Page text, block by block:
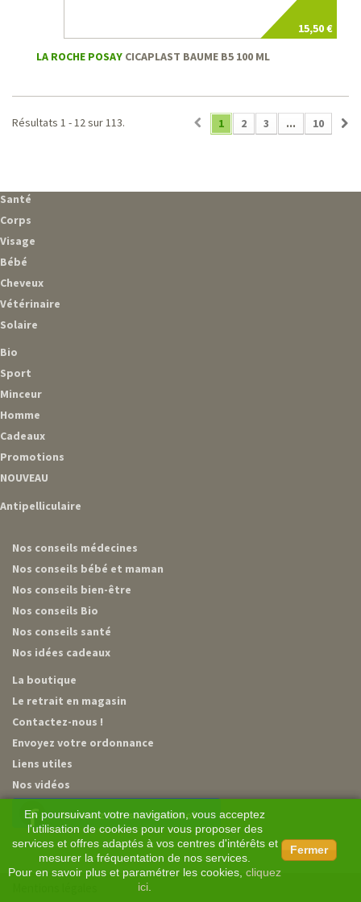
15,50 €
LA ROCHE POSAY CICAPLAST BAUME B5 100 ML
1 2 3 ... 10
Résultats 1 - 12 sur 113.
Santé
Corps
Visage
Bébé
Cheveux
Vétérinaire
Solaire
Bio
Sport
Minceur
Homme
Cadeaux
Promotions
NOUVEAU
Antipelliculaire
Nos conseils médecines
Nos conseils bébé et maman
Nos conseils bien-être
Nos conseils Bio
Nos conseils santé
Nos idées cadeaux
La boutique
Le retrait en magasin
Contactez-nous !
Envoyez votre ordonnance
Liens utiles
Nos vidéos
Devenez Fan sur facebook
En poursuivant votre navigation, vous acceptez
l'utilisation de cookies pour vous proposer des
services et offres adaptés à vos centres d'intérêts et
mesurer la fréquentation de nos services.
Pour en savoir plus et paramétrer les cookies, cliquez
ici
Fermer